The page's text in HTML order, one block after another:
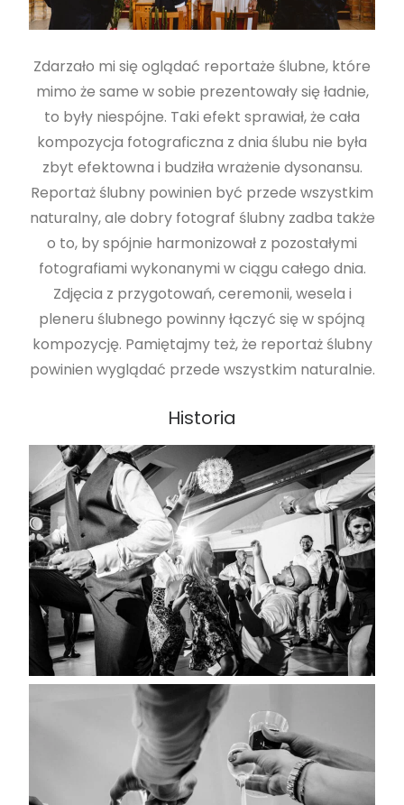
Zdarzało mi się oglądać reportaże ślubne, które
mimo że same w sobie prezentowały się ładnie,
to były niespójne. Taki efekt sprawiał, że cała
kompozycja fotograficzna z dnia ślubu nie była
zbyt efektowna i budziła wrażenie dysonansu.
Reportaż ślubny powinien być przede wszystkim
naturalny, ale dobry fotograf ślubny zadba także
o to, by spójnie harmonizował z pozostałymi
fotografiami wykonanymi w ciągu całego dnia.
Zdjęcia z przygotowań, ceremonii, wesela i
pleneru ślubnego powinny łączyć się w spójną
kompozycję. Pamiętajmy też, że reportaż ślubny
powinien wyglądać przede wszystkim naturalnie.
Historia